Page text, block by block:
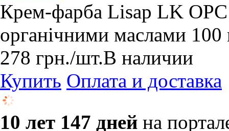
Крем-фарба Lisap LK OPC
органічними маслами 100
278 грн./шт.В наличии
Купить Оплата и доставка
10 лет 147 дней на